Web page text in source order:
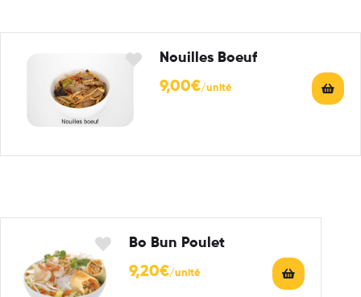
Nouilles Boeuf
9,00€
Bo Bun Poulet
9,20€